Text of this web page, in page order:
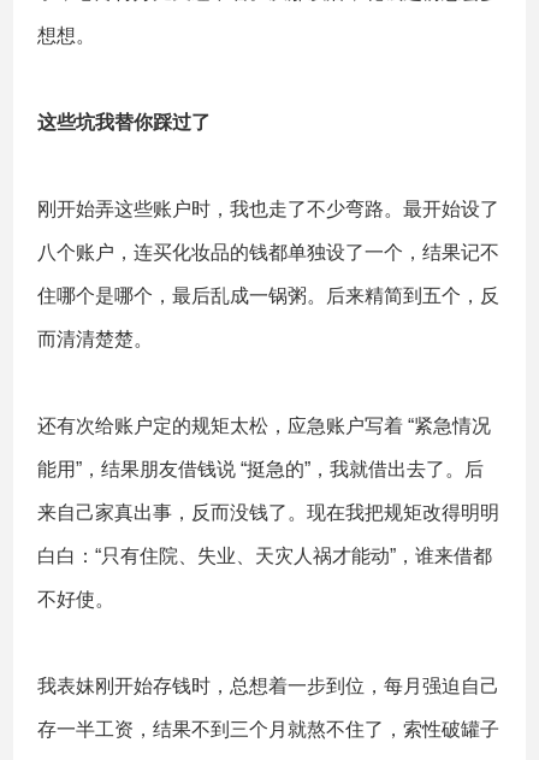
想想。
这些坑我替你踩过了
刚开始弄这些账户时，我也走了不少弯路。最开始设了
八个账户，连买化妆品的钱都单独设了一个，结果记不
住哪个是哪个，最后乱成一锅粥。后来精简到五个，反
而清清楚楚。
还有次给账户定的规矩太松，应急账户写着 “紧急情况
能用”，结果朋友借钱说 “挺急的”，我就借出去了。后
来自己家真出事，反而没钱了。现在我把规矩改得明明
白白：“只有住院、失业、天灾人祸才能动”，谁来借都
不好使。
我表妹刚开始存钱时，总想着一步到位，每月强迫自己
存一半工资，结果不到三个月就熬不住了，索性破罐子